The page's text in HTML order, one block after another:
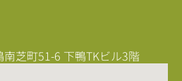
芝町51-6 下鴨TKビル3階